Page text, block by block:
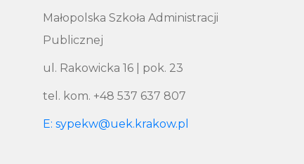
Małopolska Szkoła Administracji
Publicznej
ul. Rakowicka 16 | pok. 23
tel. kom. +48 537 637 807
E: sypekw@uek.krakow.pl